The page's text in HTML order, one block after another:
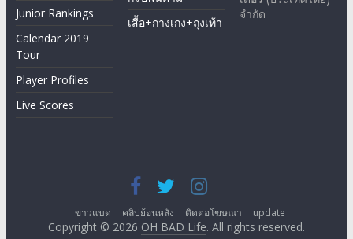
Junior Rankings
Calendar 2019
Tour
Player Profiles
Live Scores
เสื้อ+กางเกง+ถุงเท้า
จำกัด
ข่าวแบด คลิปย้อนหลัง ติดต่อโฆษณา update
Copyright © 2026 OH BAD Life. All rights reserved.